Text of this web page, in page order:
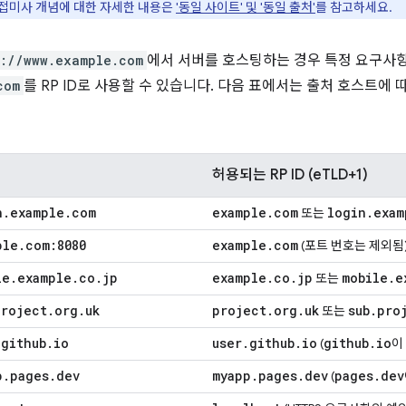
미사 개념에 대한 자세한 내용은'동일 사이트' 및 '동일 출처'를 참고하세요.
www.example.com 에서 서버를 호스팅하는 경우 특정 요구사
를 RP ID로 사용할 수 있습니다. 다음 표에서는 출처 호스트에
허용되는 RP ID (eTLD+1)
. example . com example . com 또는 login .
. com:8080 example . com(포트 번호는 제외
. example . co . jp example . co . jp 또는 mobile .
. org . uk project. org . uk 또는sub.
github. io user. github. io (github. io
. pages. dev myapp . pages. dev(pages. dev